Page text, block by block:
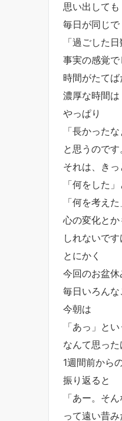
思い出しても
毎日が同じで
「過ごした
事実の感覚
時間がたて
濃厚な時間は
やっぱり
「長かったな
と思うのです
それは、きっ
「何をした
「何を考え
心の変化と
しれないです
とにかく
今回のお盆休
毎日いろん
今朝は
「あっ」と
なんて思った
1週間前から
振り返ると
「あー。そ
って遠い昔み